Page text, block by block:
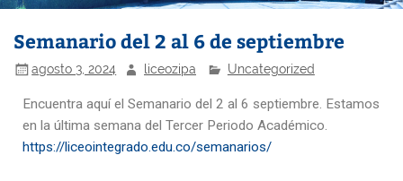
Semanario del 2 al 6 de septiembre
agosto 3, 2024 liceozipa Uncategorized
Encuentra aquí el Semanario del 2 al 6 septiembre. Estamos
en la última semana del Tercer Periodo Académico.
https://liceointegrado.edu.co/semanarios/